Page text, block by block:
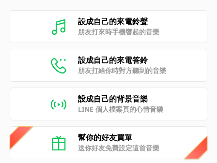
設成自己的來電鈴聲
朋友打來時手機響起的音樂
設成自己的來電答鈴
朋友打給你時對方聽到的音樂
設成自己的背景音樂
LINE 個人檔案頁的心情音樂
幫你的好友買單
送你好友免費設定這首音樂